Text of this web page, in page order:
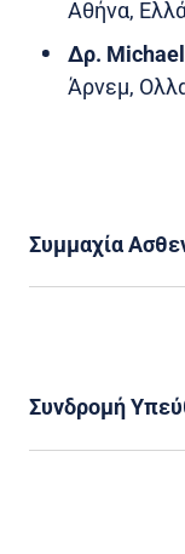
Αθήνα,
Δρ.
Άρνεμ,
Συμμαχία
Συνδρομή